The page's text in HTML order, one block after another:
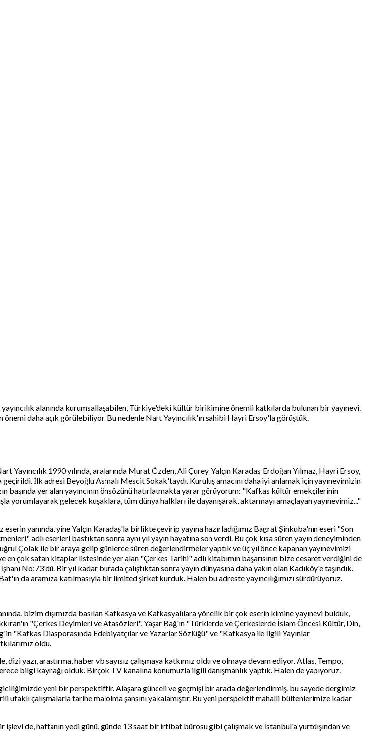
alanında kurumsallaşabilen, Türkiye'deki kültür birikimine önemli katkılarda bulunan bir yayınevi.
önemi daha açık görülebiliyor. Bu nedenle Nart Yayıncılık'ın sahibi Hayri Ersoy'la görüştük.
1990 yılında, aralarında Murat Özden, Ali Çurey, Yalçın Karadaş, Erdoğan Yılmaz, Hayri Ersoy,
İlk adresi Beyoğlu Asmalı Mescit Sokak'taydı. Kuruluş amacını daha iyi anlamak için yayınevimizin
başında yer alan yayıncının önsözünü hatırlatmakta yarar görüyorum: "Kafkas kültür emekçilerinin
yorumlayarak gelecek kuşaklara, tüm dünya halkları ile dayanışarak, aktarmayı amaçlayan yayınevimiz..."
yanında, yine Yalçın Karadaş'la birlikte çevirip yayına hazırladığımız Bagrat Şinkuba'nın eseri "Son
adlı eserleri bastıktan sonra aynı yıl yayın hayatına son verdi. Bu çok kısa süren yayın deneyiminden
Çolak ile bir araya gelip günlerce süren değerlendirmeler yaptık ve üç yıl önce kapanan yayınevimizi
çok satan kitaplar listesinde yer alan "Çerkes Tarihi" adlı kitabımın başarısının bize cesaret verdiğini de
No:73'dü. Bir yıl kadar burada çalıştıktan sonra yayın dünyasına daha yakın olan Kadıköy'e taşındık.
da aramıza katılmasıyla bir limited şirket kurduk. Halen bu adreste yayıncılığımızı sürdürüyoruz.
bizim dışımızda basılan Kafkasya ve Kafkasyalılara yönelik bir çok eserin kimine yayınevi bulduk,
"Çerkes Deyimleri ve Atasözleri", Yaşar Bağ'ın "Türklerde ve Çerkeslerde İslam Öncesi Kültür, Din,
"Kafkas Diasporasında Edebiyatçılar ve Yazarlar Sözlüğü" ve "Kafkasya ile İlgili Yayınlar
oldu.
yazı, araştırma, haber vb sayısız çalışmaya katkımız oldu ve olmaya devam ediyor. Atlas, Tempo,
bilgi kaynağı olduk. Birçok TV kanalına konumuzla ilgili danışmanlık yaptık. Halen de yapıyoruz.
yeni bir perspektiftir. Alaşara günceli ve geçmişi bir arada değerlendirmiş, bu sayede dergimiz
çalışmalarla tarihe malolma şansını yakalamıştır. Bu yeni perspektif mahalli bültenlerimize kadar
de, haftanın yedi günü, günde 13 saat bir irtibat bürosu gibi çalışmak ve İstanbul'a yurtdışından ve